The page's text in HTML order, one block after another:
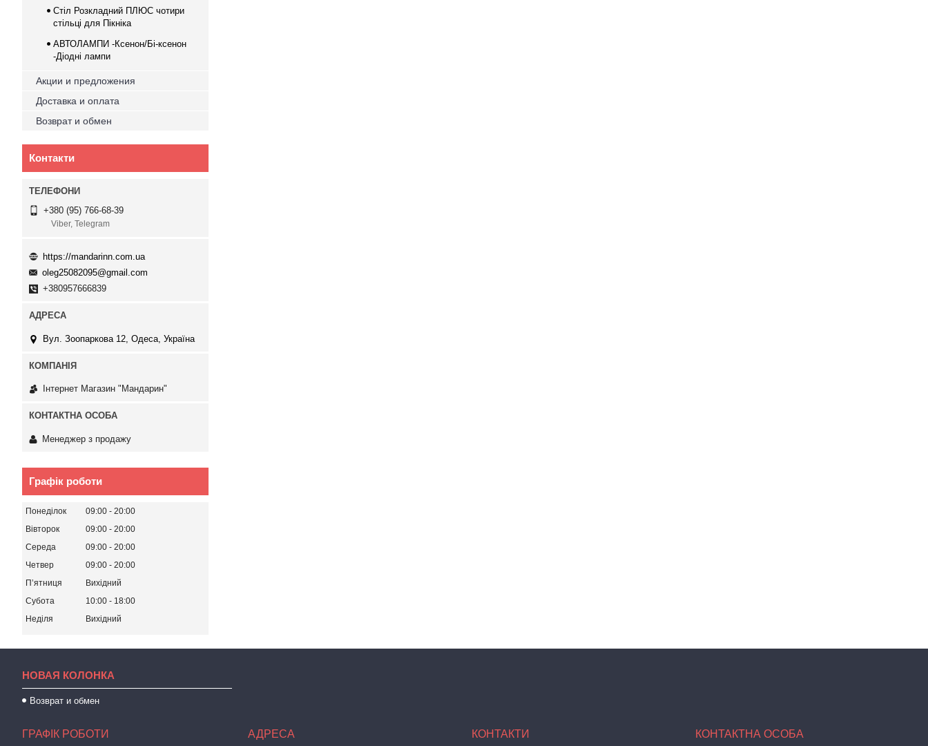
Стіл Розкладний ПЛЮС чотири
стільці для Пікніка
АВТОЛАМПИ -Ксенон/Бі-ксенон
-Діодні лампи
Акции и предложения
Доставка и оплата
Возврат и обмен
Контакти
+380 (95) 766-68-39
Viber, Telegram
https://mandarinn.com.ua
oleg25082095@gmail.com
+380957666839
Вул. Зоопаркова 12, Одеса, Україна
Інтернет Магазин "Мандарин"
Менеджер з продажу
Графік роботи
Понеділок 09:00
20:00
Вівторок
09:00
20:00
Середа
09:00
20:00
Четвер
09:00
20:00
Пʼятниця
Вихідний
Субота
10:00
18:00
Неділя
Вихідний
НОВАЯ КОЛОНКА
Возврат и обмен
ГРАФІК РОБОТИ